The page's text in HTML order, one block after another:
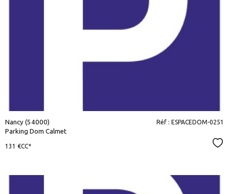
bien
Nancy (54000)
Parking Dom Calmet
Réf : ESPACEDOM-0251
131 €CC*